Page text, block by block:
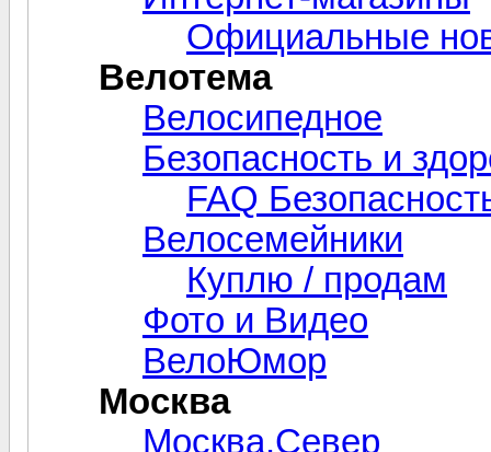
Официальные
Велотема
Велосипедное
Безопасность и
FAQ
Велосемейники
Куплю / продам
Фото и Видео
ВелоЮмор
Москва
Москва.Север